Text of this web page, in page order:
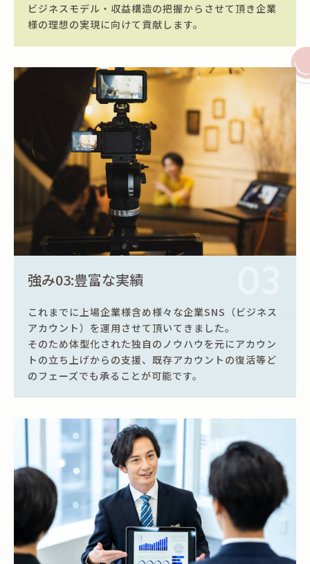
ビジネスモデル・収益構造の把握からさせて頂き企業
様の理想の実現に向けて貢献します。
強み03:豊富な実績
これまでに上場企業様含め様々な企業SNS（ビジネス
アカウント）を運用させて頂いてきました。
そのため体型化された独自のノウハウを元にアカウン
トの立ち上げからの支援、既存アカウントの復活等ど
のフェーズでも承ることが可能です。